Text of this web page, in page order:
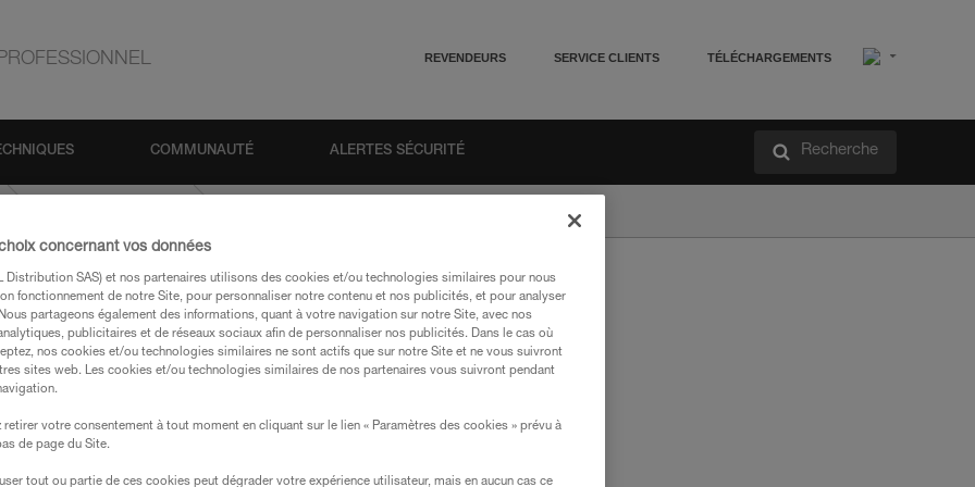
REVENDEURS SERVICE CLIENTS TÉLÉCHARGEMENTS
COMMUNAUTÉ ALERTES SÉCURITÉ Recherche
des produits utilisés dans ce conseil avant de le
de la notice technique pour pouvoir
et un entraînement spécifique. Validez avec
concernant vos données
Distribution SAS) et nos partenaires utilisons des cookies et/ou technologies similaires pour nous
fonctionnement de notre Site, pour personnaliser notre contenu et nos publicités, et pour analyser
partageons également des informations, quant à votre navigation sur notre Site, avec nos
publicitaires et de réseaux sociaux afin de personnaliser nos publicités. Dans le cas où
nos cookies et/ou technologies similaires ne sont actifs que sur notre Site et ne vous suivront
sites web. Les cookies et/ou technologies similaires de nos partenaires vous suivront pendant
retirer votre consentement à tout moment en cliquant sur le lien « Paramètres des cookies » prévu à
de page du Site.
tout ou partie de ces cookies peut dégrader votre expérience utilisateur, mais en aucun cas ce